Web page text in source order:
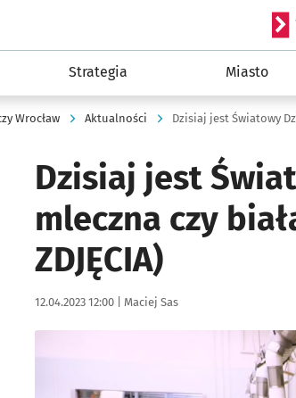
Strategia Miasto
Wrocław Aktualności
Dzisiaj jest
mleczna czy
ZDJĘCIA)
Data publikacji:
12.04.2023 12:00 | Autor:
Maciej Sas